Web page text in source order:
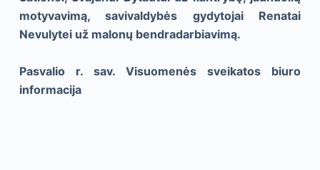
motyvavimą, savivaldybės gydytojai Renatai
Nevulytei už malonų bendradarbiavimą.
Pasvalio r. sav. Visuomenės sveikatos biuro
informacija